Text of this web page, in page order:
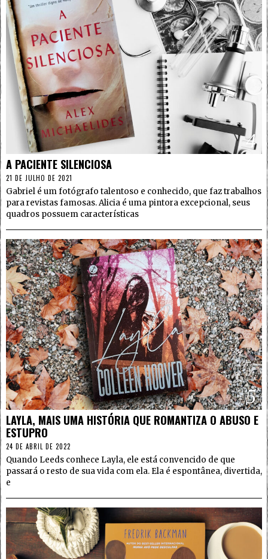
4
A PACIENTE SILENCIOSA
21 DE JULHO DE 2021
Gabriel é um fotógrafo talentoso e conhecido, que faz trabalhos
para revistas famosas. Alicia é uma pintora excepcional, seus
quadros possuem características
5
LAYLA, MAIS UMA HISTÓRIA QUE ROMANTIZA O ABUSO E
ESTUPRO
24 DE ABRIL DE 2022
Quando Leeds conhece Layla, ele está convencido de que
passará o resto de sua vida com ela. Ela é espontânea, divertida,
e